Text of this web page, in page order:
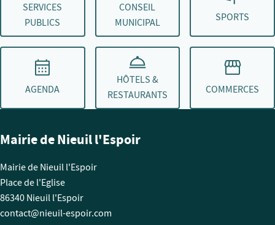
SERVICES
PUBLICS
CONSEIL
MUNICIPAL
SPORTS
AGENDA
HÔTELS &
RESTAURANTS
COMMERCES
Mairie de Nieuil l'Espoir
Mairie de Nieuil l'Espoir
Place de l'Eglise
86340 Nieuil l'Espoir
contact@nieuil-espoir.com